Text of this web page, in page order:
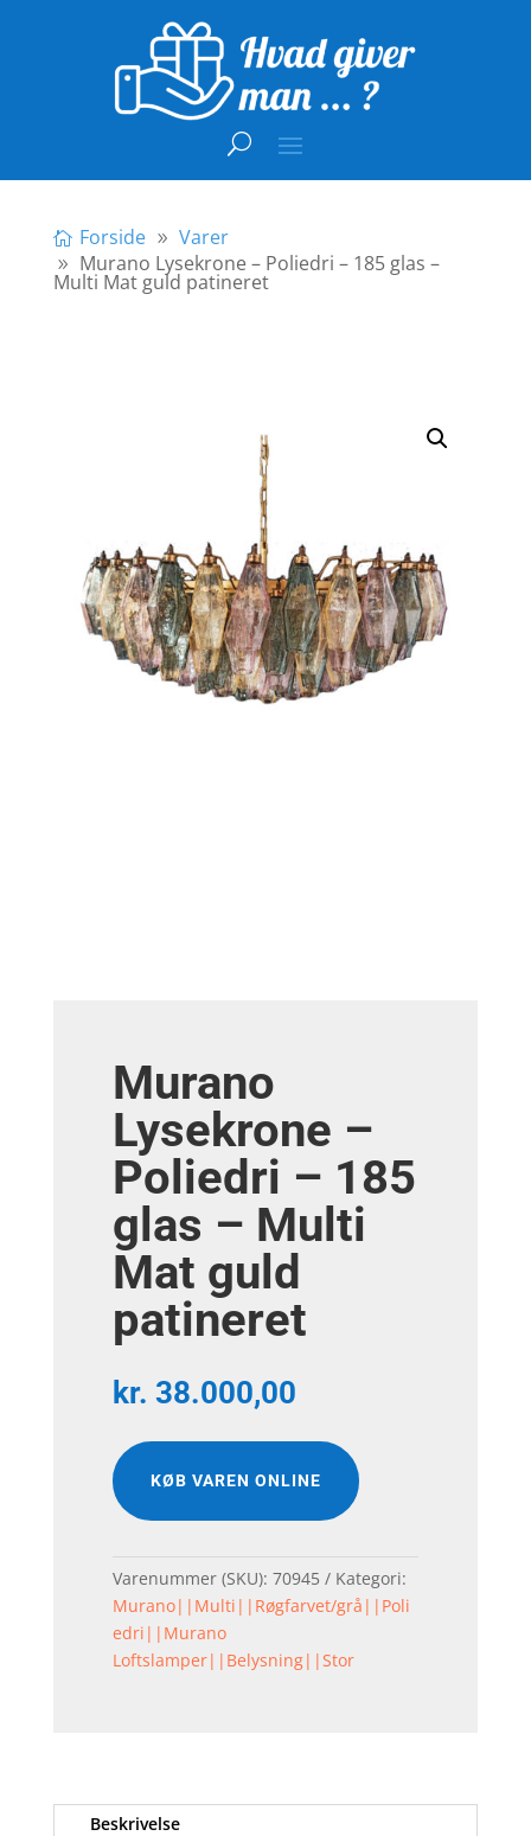
Forside
Varer
Murano Lysekrone – Poliedri – 185 glas –
Multi Mat guld patineret
Murano
Lysekrone –
Poliedri – 185
glas – Multi
Mat guld
patineret
kr. 38.000,00
KØB VAREN ONLINE
Varenummer (SKU): 70945
Kategori:
Murano||Multi||Røgfarvet/grå||Poli
edri||Murano
Loftslamper||Belysning||Stor
Beskrivelse